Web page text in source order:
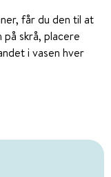
får du den til at
skrå, placere
i vasen hver